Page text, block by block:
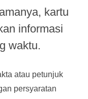
kartu
informasi
waktu.
atau petunjuk
persyaratan